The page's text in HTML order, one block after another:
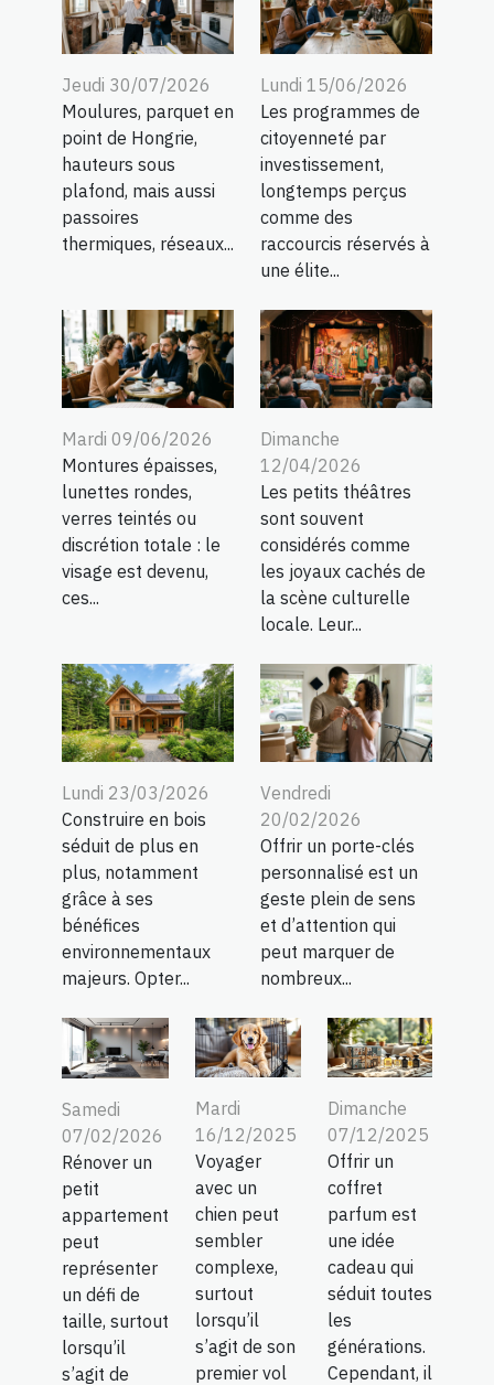
Jeudi 30/07/2026
Moulures, parquet en
point de Hongrie,
hauteurs sous
plafond, mais aussi
passoires
thermiques, réseaux...
Lundi 15/06/2026
Les programmes de
citoyenneté par
investissement,
longtemps perçus
comme des
raccourcis réservés à
une élite...
Mardi 09/06/2026
Montures épaisses,
lunettes rondes,
verres teintés ou
discrétion totale : le
visage est devenu,
ces...
Dimanche
12/04/2026
Les petits théâtres
sont souvent
considérés comme
les joyaux cachés de
la scène culturelle
locale. Leur...
Lundi 23/03/2026
Construire en bois
séduit de plus en
plus, notamment
grâce à ses
bénéfices
environnementaux
majeurs. Opter...
Vendredi
20/02/2026
Offrir un porte-clés
personnalisé est un
geste plein de sens
et d’attention qui
peut marquer de
nombreux...
Samedi
07/02/2026
Rénover un
petit
appartement
peut
représenter
un défi de
taille, surtout
lorsqu’il
s’agit de
Mardi
16/12/2025
Voyager
avec un
chien peut
sembler
complexe,
surtout
lorsqu’il
s’agit de son
premier vol
Dimanche
07/12/2025
Offrir un
coffret
parfum est
une idée
cadeau qui
séduit toutes
les
générations.
Cependant, il